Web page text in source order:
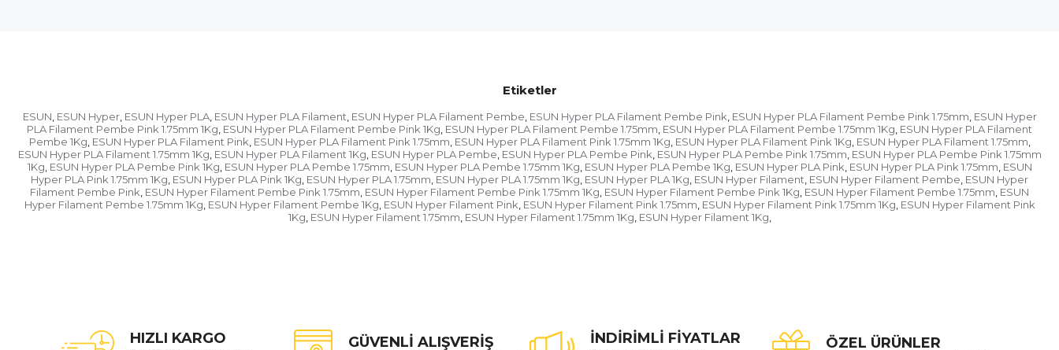
Etiketler
ESUN, ESUN Hyper, ESUN Hyper PLA, ESUN Hyper PLA Filament, ESUN Hyper PLA Filament Pembe, ESUN Hyper PLA Filament Pembe Pink, ESUN Hyper PLA Filament Pembe Pink 1.75mm, ESUN Hyper
PLA Filament Pembe Pink 1.75mm 1Kg, ESUN Hyper PLA Filament Pembe Pink 1Kg, ESUN Hyper PLA Filament Pembe 1.75mm, ESUN Hyper PLA Filament Pembe 1.75mm 1Kg, ESUN Hyper PLA Filament
Pembe 1Kg, ESUN Hyper PLA Filament Pink, ESUN Hyper PLA Filament Pink 1.75mm, ESUN Hyper PLA Filament Pink 1.75mm 1Kg, ESUN Hyper PLA Filament Pink 1Kg, ESUN Hyper PLA Filament 1.75mm,
ESUN Hyper PLA Filament 1.75mm 1Kg, ESUN Hyper PLA Filament 1Kg, ESUN Hyper PLA Pembe, ESUN Hyper PLA Pembe Pink, ESUN Hyper PLA Pembe Pink 1.75mm, ESUN Hyper PLA Pembe Pink 1.75mm
1Kg, ESUN Hyper PLA Pembe Pink 1Kg, ESUN Hyper PLA Pembe 1.75mm, ESUN Hyper PLA Pembe 1.75mm 1Kg, ESUN Hyper PLA Pembe 1Kg, ESUN Hyper PLA Pink, ESUN Hyper PLA Pink 1.75mm, ESUN
Hyper PLA Pink 1.75mm 1Kg, ESUN Hyper PLA Pink 1Kg, ESUN Hyper PLA 1.75mm, ESUN Hyper PLA 1.75mm 1Kg, ESUN Hyper PLA 1Kg, ESUN Hyper Filament, ESUN Hyper Filament Pembe, ESUN Hyper
Filament Pembe Pink, ESUN Hyper Filament Pembe Pink 1.75mm, ESUN Hyper Filament Pembe Pink 1.75mm 1Kg, ESUN Hyper Filament Pembe Pink 1Kg, ESUN Hyper Filament Pembe 1.75mm, ESUN
Hyper Filament Pembe 1.75mm 1Kg, ESUN Hyper Filament Pembe 1Kg, ESUN Hyper Filament Pink, ESUN Hyper Filament Pink 1.75mm, ESUN Hyper Filament Pink 1.75mm 1Kg, ESUN Hyper Filament Pink
1Kg, ESUN Hyper Filament 1.75mm, ESUN Hyper Filament 1.75mm 1Kg, ESUN Hyper Filament 1Kg,
HIZLI KARGO GÜVENLİ ALIŞVERİŞ İNDİRİMLİ FİYATLAR ÖZEL ÜRÜNLER